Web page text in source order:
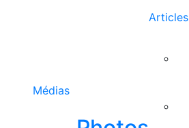
Médias
Articles